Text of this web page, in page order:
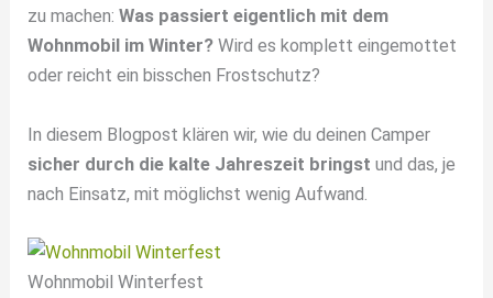
zu machen:Was passiert eigentlich mit dem
Wohnmobil im Winter? Wird es komplett eingemottet
oder reicht ein bisschen Frostschutz?
In diesem Blogpost klären wir, wie du deinen Camper
sicher durch die kalte Jahreszeit bringst und das, je
nach Einsatz, mit möglichst wenig Aufwand.
Wohnmobil Winterfest